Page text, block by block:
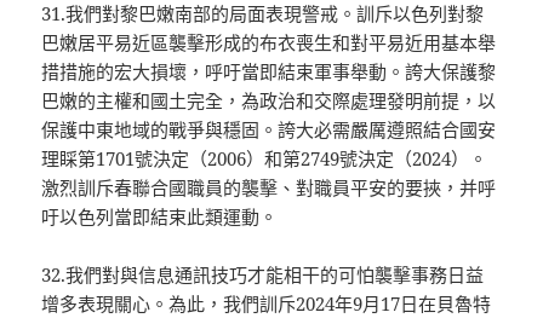
31.我們對黎巴嫩南部的局面表現警戒。訓斥以色列對黎
巴嫩居平易近區襲擊形成的布衣喪生和對平易近用基本舉
措措施的宏大損壞，呼吁當即結束軍事舉動。誇大保護黎
巴嫩的主權和國土完全，為政治和交際處理發明前提，以
保護中東地域的戰爭與穩固。誇大必需嚴厲遵照結合國安
理睬第1701號決定（2006）和第2749號決定（2024）。
激烈訓斥春聯合國職員的襲擊、對職員平安的要挾，并呼
吁以色列當即結束此類運動。
32.我們對與信息通訊技巧才能相干的可怕襲擊事務日益
增多表現關心。為此，我們訓斥2024年9月17日在貝魯特